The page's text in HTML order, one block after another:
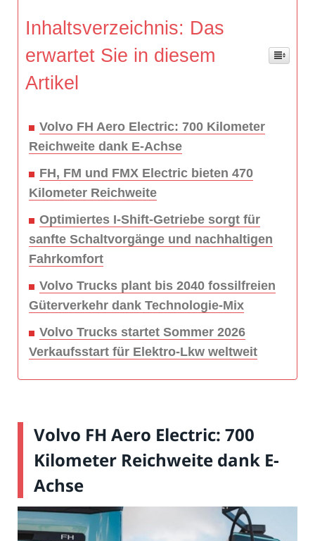
Inhaltsverzeichnis: Das
erwartet Sie in diesem
Artikel
Volvo FH Aero Electric: 700 Kilometer
Reichweite dank E-Achse
FH, FM und FMX Electric bieten 470
Kilometer Reichweite
Optimiertes I-Shift-Getriebe sorgt für
sanfte Schaltvorgänge und nachhaltigen
Fahrkomfort
Volvo Trucks plant bis 2040 fossilfreien
Güterverkehr dank Technologie-Mix
Volvo Trucks startet Sommer 2026
Verkaufsstart für Elektro-Lkw weltweit
Volvo FH Aero Electric: 700
Kilometer Reichweite dank E-
Achse